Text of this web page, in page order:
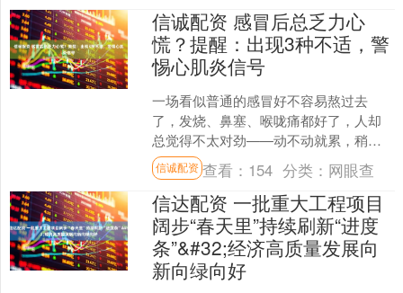
信诚配资 感冒后总乏力心
慌？提醒：出现3种不适，警
惕心肌炎信号
一场看似普通的感冒好不容易熬过去
了，发烧、鼻塞、喉咙痛都好了，人却
总觉得不太对劲——动不动就累，稍微
活动一下就心慌气短，胸口像压了块小
石头。这时候，不少人会安慰....
信诚配资 查看： 154 分类： 网眼查
信达配资 一批重大工程项目
阔步“春天里”持续刷新“进度
条”&#32;经济高质量发展向
新向绿向好